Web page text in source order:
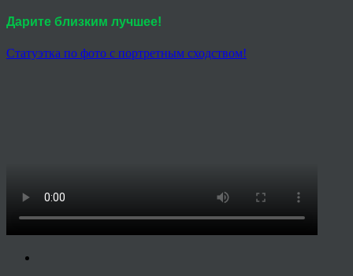
Дарите близким лучшее!
Статуэтка по фото с портретным сходством!